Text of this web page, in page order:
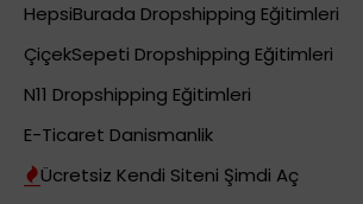
HepsiBurada Dropshipping Eğitimleri
ÇiçekSepeti Dropshipping Eğitimleri
N11 Dropshipping Eğitimleri
E-Ticaret Danismanlik
Ücretsiz Kendi Siteni Şimdi Aç